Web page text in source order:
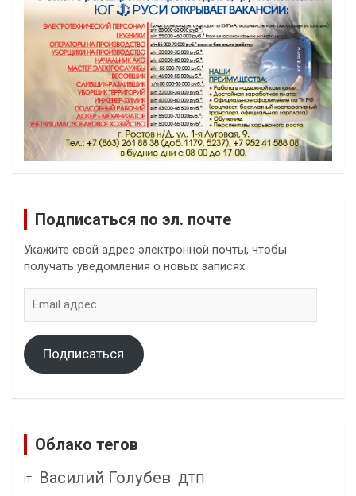
Подписаться по эл. почте
Укажите свой адрес электронной почты, чтобы
получать уведомления о новых записях
адрес
Подписаться
Облако тегов
IT Василий Голубев ДТП